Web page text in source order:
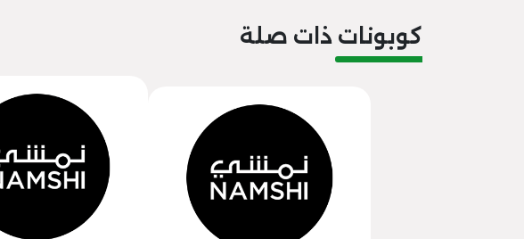
كوبونات ذات صلة